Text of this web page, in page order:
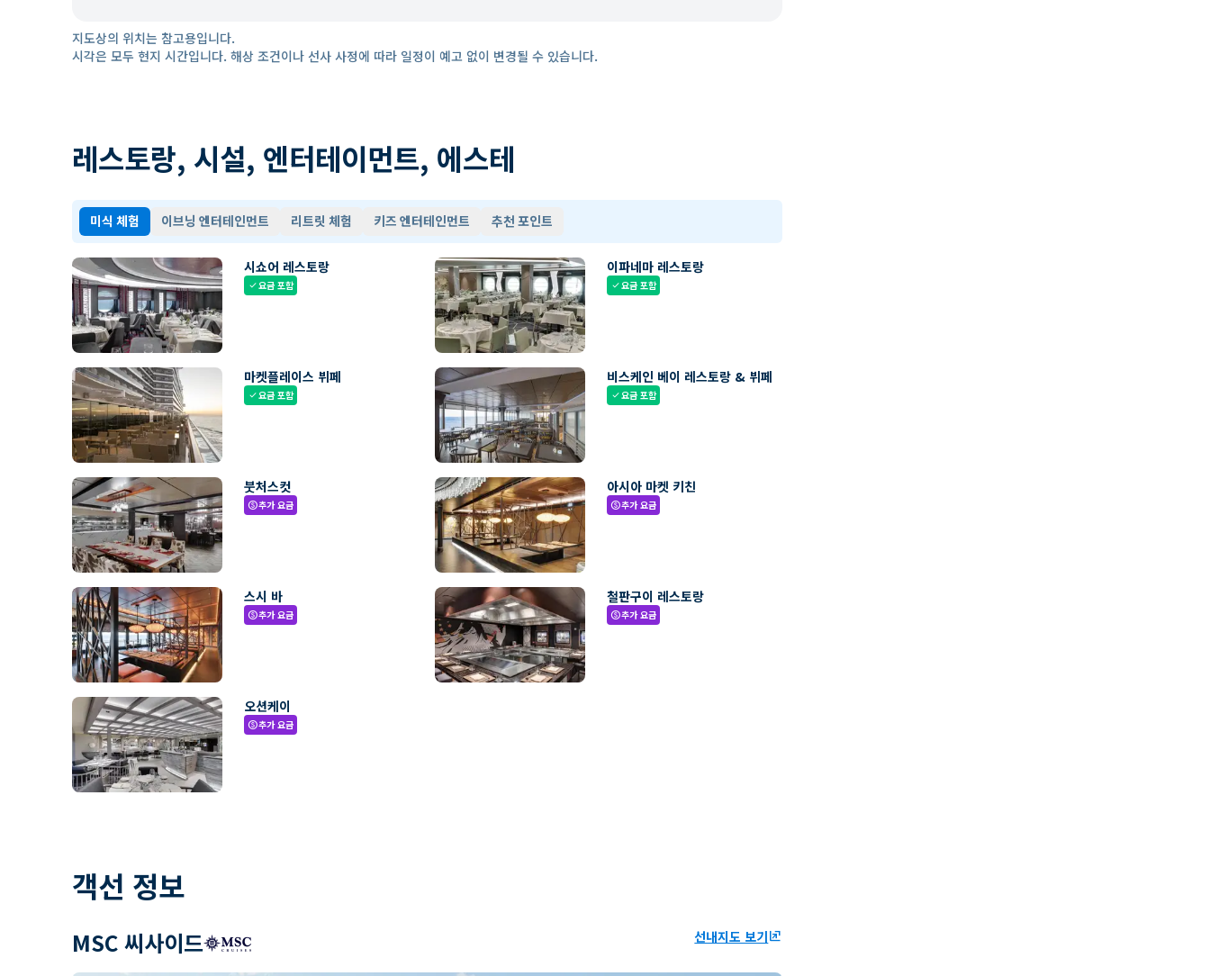
지도상의 위치는 참고용입니다.
시각은 모두 현지 시간입니다. 해상 조건이나 선사 사정에 따라 일정이 예고 없이 변경될 수 있습니다.
레스토랑, 시설, 엔터테이먼트, 에스테
미식 체험 이브닝 엔터테인먼트 리트릿 체험 키즈 엔터테인먼트 추천 포인트
시쇼어 레스토랑
check요금 포함
이파네마 레스토랑
check요금 포함
마켓플레이스 뷔페
check요금 포함
비스케인 베이 레스토랑 & 뷔페
check요금 포함
붓처스컷
paid추가 요금
아시아 마켓 키친
paid추가 요금
스시 바
paid추가 요금
철판구이 레스토랑
paid추가 요금
오션케이
paid추가 요금
객선 정보
MSC 씨사이드 선내지도 보기ungroup